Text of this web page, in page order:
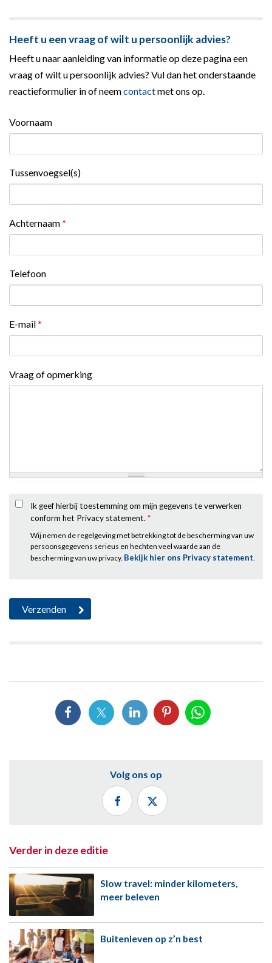
Heeft u een vraag of wilt u persoonlijk advies?
Heeft u naar aanleiding van informatie op deze pagina een
vraag of wilt u persoonlijk advies? Vul dan het onderstaande
reactieformulier in of neemcontactmet ons op.
Voornaam
Tussenvoegsel(s)
Achternaam *
Telefoon
E-mail *
Vraag of opmerking
Ik geef hierbij toestemming om mijn gegevens te verwerken
conform het Privacy statement.*
Wij nemen de regelgeving met betrekking tot de bescherming van uw
persoonsgegevens serieus en hechten veel waarde aan de
bescherming van uw privacy. Bekijk hier ons Privacy statement
Volg ons op
Verder in deze editie
Slow travel: minder kilometers,
meer beleven
Buitenleven op z’n best